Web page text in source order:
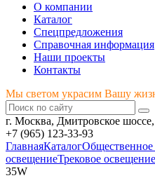
О компании
Каталог
Спецпредложения
Справочная информация
Наши проекты
Контакты
Мы светом украсим Вашу
г. Москва, Дмитровское
+7 (965) 123-33-93
ГлавнаяКаталог
освещениеТрековое освещение
35W